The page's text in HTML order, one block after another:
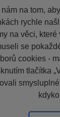
na tom,
rychle
na věci,
se
cookies -
tlačítka